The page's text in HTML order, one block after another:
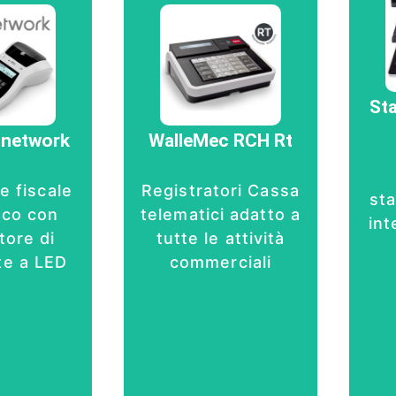
fiscale
con
di
a LED
con
con
e
38
a
WalleMec RCH Rt
Registratori Cassa
telematici adatto a
tutte le attività
commerciali
Registratore di
cassa RT
collegato
Agenzia
Entrate con
display LCD e
Offerta